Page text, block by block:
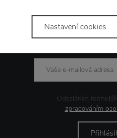
Novinky
Odesláním
zpracováním
Nastavení cookies